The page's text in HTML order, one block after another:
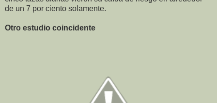
de un 7 por ciento solamente.
Otro estudio coincidente